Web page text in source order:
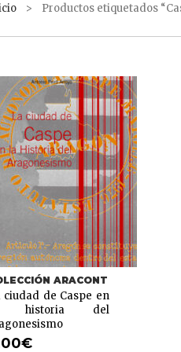
> Productos etiquetados
ARACONT
ciudad de Caspe en
historia del
€